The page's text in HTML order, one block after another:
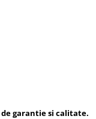
garantie si calitate.